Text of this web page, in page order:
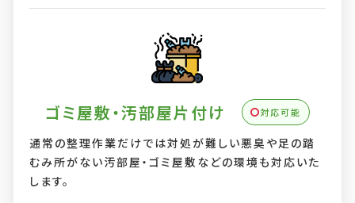
ゴミ屋敷・汚部屋片付け 対応可能
通常の整理作業だけでは対処が難しい悪臭や足の踏
むみ所がない汚部屋・ゴミ屋敷などの環境も対応いた
します。